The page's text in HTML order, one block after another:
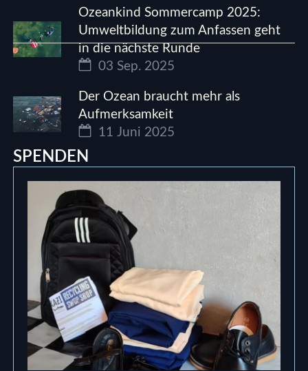
Ozeankind Sommercamp 2025:
Umweltbildung zum Anfassen geht
in die nächste Runde
03 Sep. 2025
Der Ozean braucht mehr als
Aufmerksamkeit
11 Juni 2025
SPENDEN